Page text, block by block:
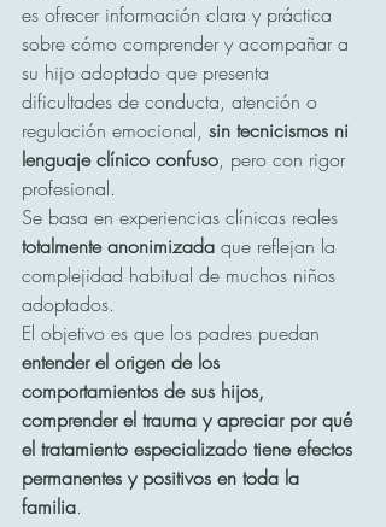
es ofrecer información clara y práctica
sobre cómo comprender y acompañar a
su hijo adoptado que presenta
dificultades de conducta, atención o
regulación emocional, sin tecnicismos ni
lenguaje clínico confuso, pero con rigor
profesional.
Se basa en experiencias clínicas reales
totalmente anonimizada que reflejan la
complejidad habitual de muchos niños
adoptados.
El objetivo es que los padres puedan
entender el origen de los
comportamientos de sus hijos,
comprender el trauma y apreciar por qué
el tratamiento especializado tiene efectos
permanentes y positivos en toda la
familia.